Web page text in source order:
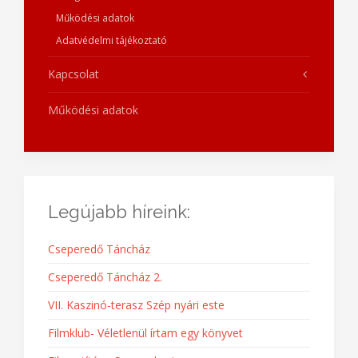
Működési adatok
Adatvédelmi tájékoztató
Kapcsolat
Működési adatok
Legújabb híreink:
Cseperedő Táncház
Cseperedő Táncház 2.
VII. Kaszinó-terasz Szép nyári este
Filmklub- Véletlenül írtam egy könyvet